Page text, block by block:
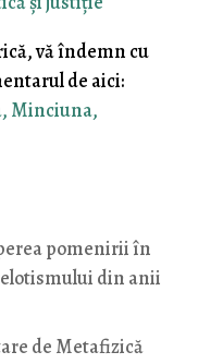
vă îndemn cu
de aici:
Minciuna,
pomenirii în
din anii
de Metafizică